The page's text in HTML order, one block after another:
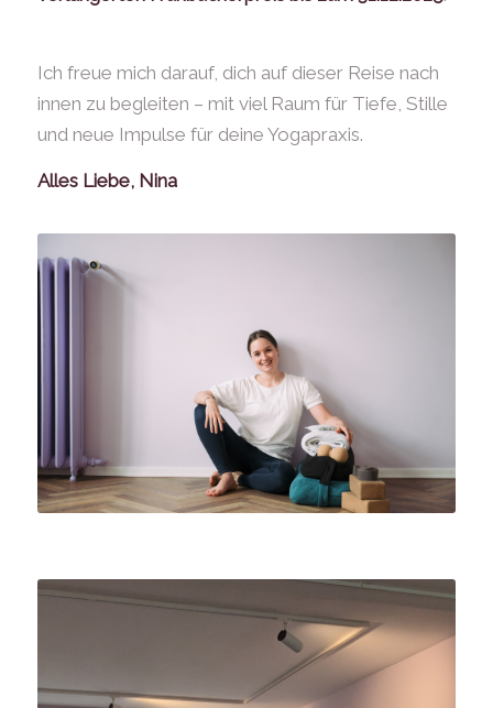
Ich freue mich darauf, dich auf dieser Reise nach
innen zu begleiten – mit viel Raum für Tiefe, Stille
und neue Impulse für deine Yogapraxis.
Alles Liebe, Nina